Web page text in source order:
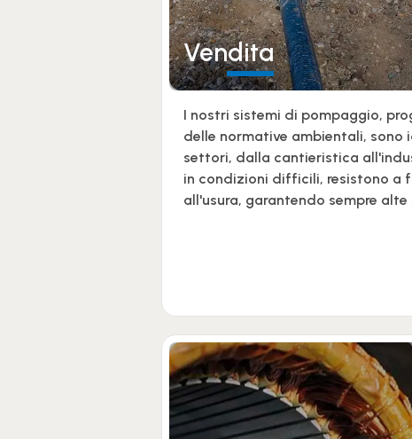
Vendita
I nostri sistemi di pompaggio,
delle normative ambientali, sono
settori, dalla cantieristica
in condizioni difficili, resistono a
all'usura, garantendo sempre